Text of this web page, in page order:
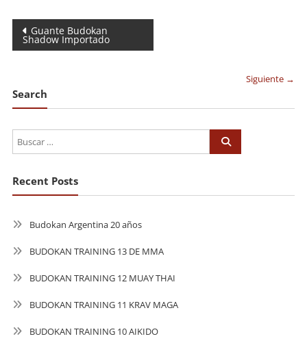
Navegación
de
entradas
Guante Budokan
Shadow Importado
Siguiente →
Search
Recent Posts
Budokan Argentina 20 años
BUDOKAN TRAINING 13 DE MMA
BUDOKAN TRAINING 12 MUAY THAI
BUDOKAN TRAINING 11 KRAV MAGA
BUDOKAN TRAINING 10 AIKIDO